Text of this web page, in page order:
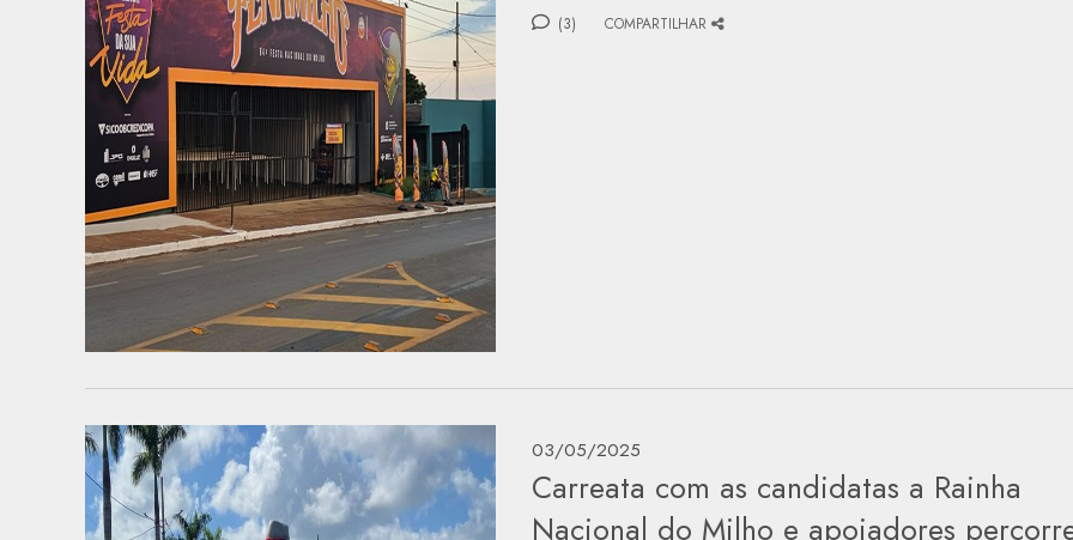
(3) COMPARTILHAR
03/05/2025
Carreata com as candidatas a Rainha
Nacional do Milho e apoiadores